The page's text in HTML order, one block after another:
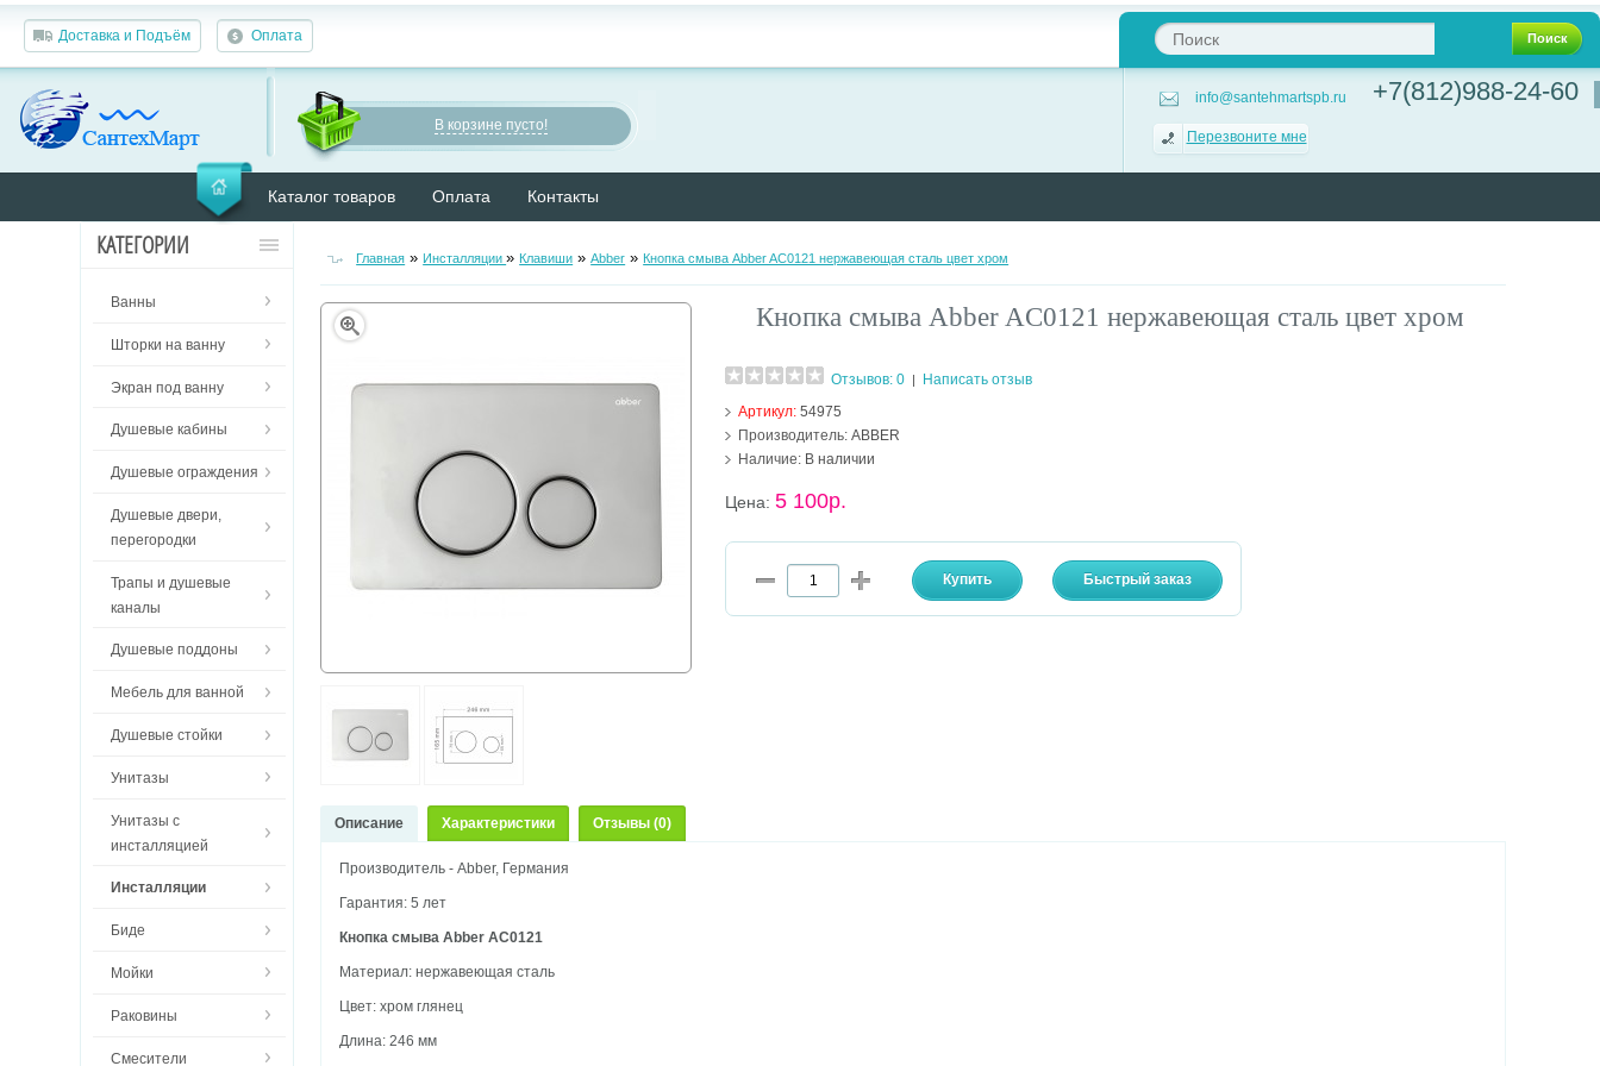
Доставка и Подъём Оплата Поиск
В корзине пусто!
info@santehmartspb.ru
Перезвоните мне
+7(812)988-24-60
Каталог товаров Оплата Контакты
КАТЕГОРИИ
Ванны
Шторки на ванну
Экран под ванну
Душевые кабины
Душевые ограждения
Душевые двери,
перегородки
Трапы и душевые
каналы
Душевые поддоны
Мебель для ванной
Душевые стойки
Унитазы
Унитазы с
инсталляцией
Инсталляции
Биде
Мойки
Раковины
Смесители
Главная » Инсталляции» Клавиши »Abber » Кнопка смыва Abber AC0121 нержавеющая сталь цвет хром
Кнопка смыва Abber AC0121 нержавеющая сталь цвет хром
Отзывов: 0 |
Написать отзыв
Артикул:54975
Производитель: ABBER
Наличие: В наличии
Цена:5 100р.
Описание Характеристики Отзывы (0)
Производитель - Abber, Германия
Гарантия: 5 лет
Кнопка смыва Abber AC0121
Материал: нержавеющая сталь
Цвет: хром глянец
Длина: 246 мм